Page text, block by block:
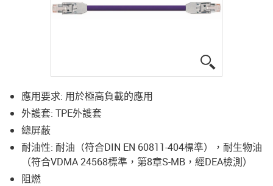
應用要求: 用於極高負載的應用
外護套: TPE外護套
總屏蔽
耐油性: 耐油（符合DIN EN 60811-404標準），耐生物油
（符合VDMA 24568標準，第8章S-MB，經DEA檢測）
阻燃